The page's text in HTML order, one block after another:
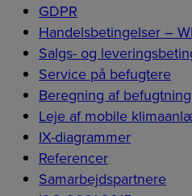
GDPR
Handelsbetingelser –
Salgs- og
Service på befugtere
Beregning af
Leje af mobile
IX-diagrammer
Referencer
Samarbejdspartnere